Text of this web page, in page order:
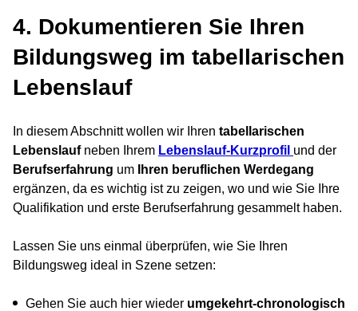
4. Dokumentieren Sie Ihren
Bildungsweg im tabellarischen
Lebenslauf
In diesem Abschnitt wollen wir Ihren tabellarischen
Lebenslaufneben Ihrem Lebenslauf-Kurzprofil und der
Berufserfahrung um
Ihren beruflichen Werdegang
ergänzen, da es wichtig ist zu zeigen, wo und wie Sie Ihre
Qualifikation und erste Berufserfahrung gesammelt haben.
Lassen Sie uns einmal überprüfen, wie Sie Ihren
Bildungsweg ideal in Szene setzen:
Gehen Sie auch hier wieder umgekehrt-chronologisch